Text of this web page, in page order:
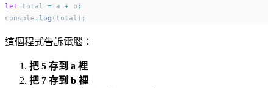
let total = a + b ;
console . log (total) ;
這個程式告訴電腦：
把 5 存到 a 裡
把 7 存到 b 裡